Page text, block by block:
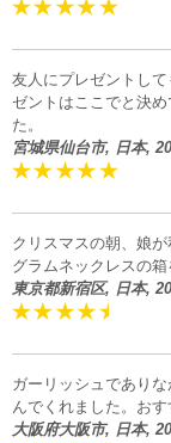
友人にプレゼントし
ゼントはここでと決
た。
宮城県仙台市, 日本,
クリスマスの朝、娘
グラムネックレスの
東京都新宿区, 日本,
ガーリッシュであり
んでくれました。おす
大阪府大阪市, 日本,